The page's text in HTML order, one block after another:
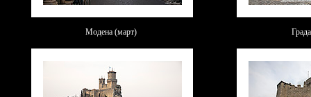
Модена (март)